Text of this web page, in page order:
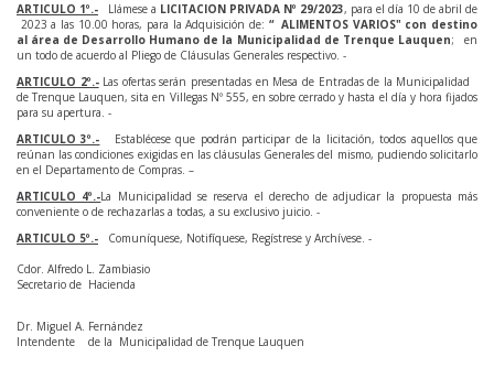
ARTICULO 1º.- Llámese a LICITACION PRIVADA Nº 29/2023, para el día 10 de abril de
2023 a las 10.00 horas, para la Adquisición de: “ ALIMENTOS VARIOS" con destino
al área de Desarrollo Humano de la Municipalidad de Trenque Lauquen; en
un todo de acuerdo al Pliego de Cláusulas Generales respectivo. -
ARTICULO 2º.-Las ofertas serán presentadas en Mesa de Entradas de la Municipalidad
de Trenque Lauquen, sita en Villegas Nº 555, en sobre cerrado y hasta el día y hora fijados
para su apertura. -
ARTICULO 3º.- Establécese que podrán participar de la licitación, todos aquellos que
reúnan las condiciones exigidas en las cláusulas Generales del mismo, pudiendo solicitarlo
en el Departamento de Compras. –
ARTICULO 4º.-La Municipalidad se reserva el derecho de adjudicar la propuesta más
conveniente o de rechazarlas a todas, a su exclusivo juicio. -
ARTICULO 5º.- Comuníquese, Notifíquese, Regístrese y Archívese. -
Cdor. Alfredo L. Zambiasio
Secretario de Hacienda
Dr. Miguel A. Fernández
Intendente de la Municipalidad de Trenque Lauquen